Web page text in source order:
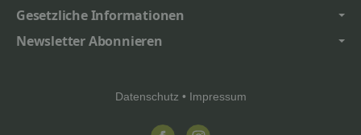
Gesetzliche Informationen
Newsletter Abonnieren
Datenschutz • Impressum